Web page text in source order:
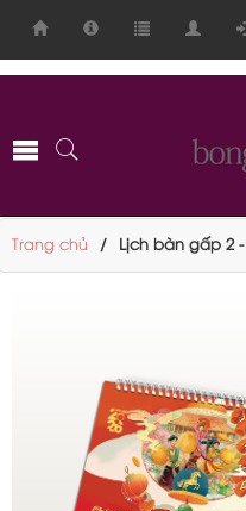
Trang chủ Lịch bàn gấp 2